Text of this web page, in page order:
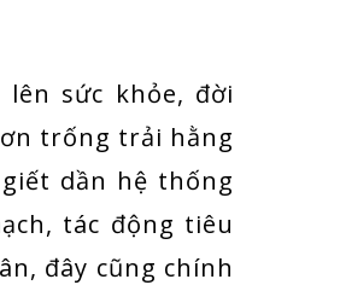
sức khỏe, đời
trống trải hằng
dần hệ thống
tác động tiêu
đây cũng chính